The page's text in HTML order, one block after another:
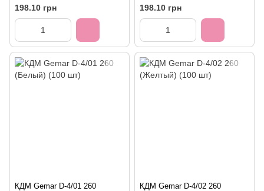
198.10 грн 198.10 грн
КДМ Gemar D-4/01 260
КДМ Gemar D-4/02 260